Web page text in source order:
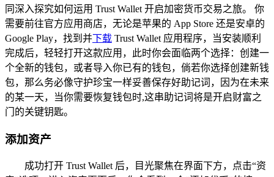
同深入探究如何运用 Trust Wallet 开启加密货币交易之旅。 你
需要前往官方应用商店，无论是苹果的 App Store 还是安卓的
Google Play，找到并下载 Trust Wallet 应用程序，当安装顺利
完成后，轻轻打开这款应用，此时你会面临两个选择：创建一
个全新的钱包，或者导入你已有的钱包，倘若你选择创建新钱
包，那么务必像守护珍宝一样妥善保存好助记词，因为在未来
的某一天，当你需要恢复钱包时,这串助记词将是开启财富之
门的关键钥匙。
添加资产
成功打开 Trust Wallet 后，目光聚焦在界面下方，点击“资